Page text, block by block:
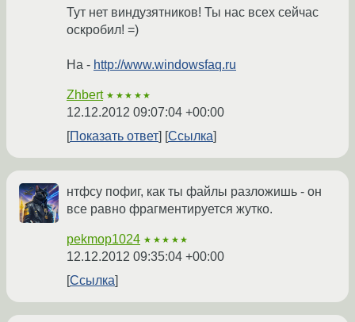
Тут нет виндузятников! Ты нас всех сейчас
оскробил! =)
На - http://www.windowsfaq.ru
Zhbert ★★★★★
12.12.2012 09:07:04 +00:00
Показать ответ
Ссылка
нтфсу пофиг, как ты файлы разложишь - он
все равно фрагментируется жутко.
pekmop1024 ★★★★★
12.12.2012 09:35:04 +00:00
Ссылка